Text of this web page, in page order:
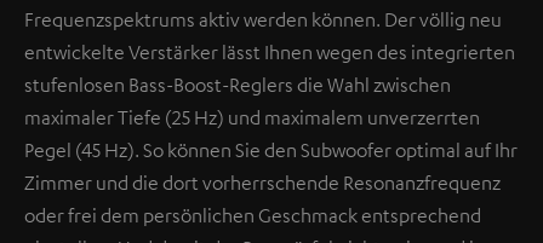
Frequenzspektrums aktiv werden können. Der völlig neu
entwickelte Verstärker lässt Ihnen wegen des integrierten
stufenlosen Bass-Boost-Reglers die Wahl zwischen
maximaler Tiefe (25 Hz) und maximalem unverzerrten
Pegel (45 Hz). So können Sie den Subwoofer optimal auf Ihr
Zimmer und die dort vorherrschende Resonanzfrequenz
oder frei dem persönlichen Geschmack entsprechend